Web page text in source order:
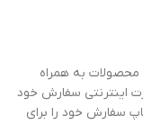
به همراه
اینترنتی سفارش خود
سفارش خود را برای